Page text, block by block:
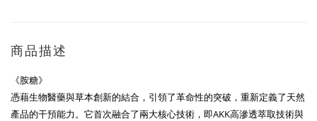
商品描述
《胺糖》
憑藉生物醫藥與草本創新的結合，引領了革命性的突破，重新定義了天然
產品的干預能力。它首次融合了兩大核心技術，即AKK高滲透萃取技術與